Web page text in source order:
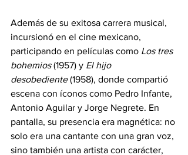
Además de su exitosa carrera musical,
incursionó en el cine mexicano,
participando en películas como Los tres
bohemios (1957) y El hijo
desobediente (1958), donde compartió
escena con íconos como Pedro Infante,
Antonio Aguilar y Jorge Negrete. En
pantalla, su presencia era magnética: no
solo era una cantante con una gran voz,
sino también una artista con carácter,